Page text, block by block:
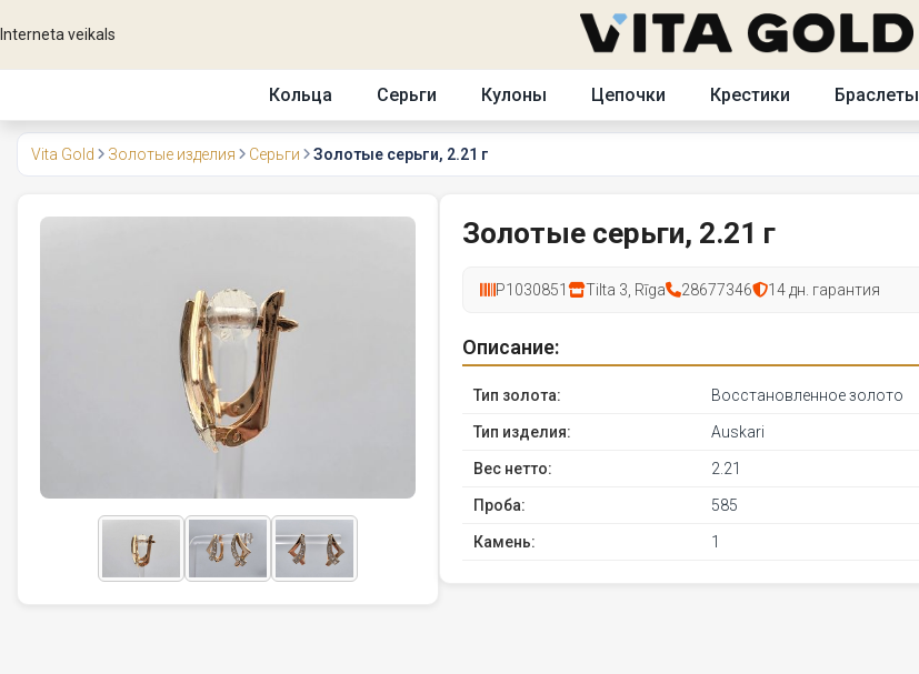
Interneta veikals
Кольца Серьги Кулоны Цепочки Крестики Браслеты
Vita Gold Золотые изделия Серьги Золотые серьги, 2.21 г
Золотые серьги, 2.21 г
P1030851 Tilta 3, Rīga 28677346 14 дн. гарантия
Описание:
Тип золота: Восстановленное золото
Тип изделия: Auskari
Вес нетто: 2.21
Проба: 585
Камень: 1